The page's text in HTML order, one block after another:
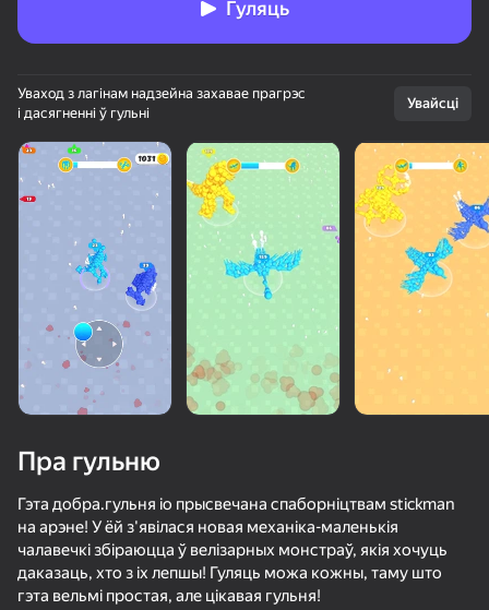
Гуляць
Уваход з лагінам надзейна захавае прагрэс
і дасягненні ў гульні
Увайсці
Пра гульню
Гэта добра.гульня io прысвечана спаборніцтвам stickman
на арэне! У ёй з'явілася новая механіка-маленькія
чалавечкі збіраюцца ў велізарных монстраў, якія хочуць
даказаць, хто з іх лепшы! Гуляць можа кожны, таму што
гэта вельмі простая, але цікавая гульня!